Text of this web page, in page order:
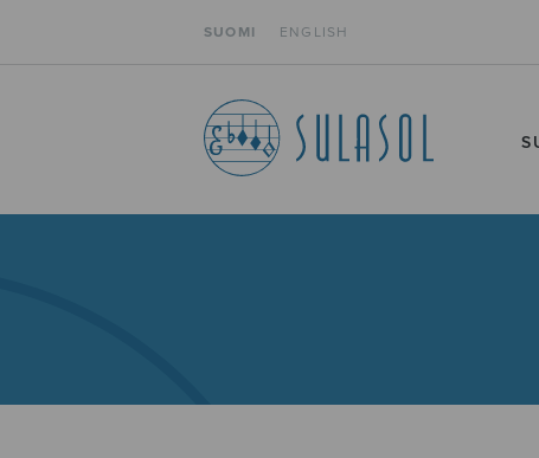
SUOMI ENGLISH